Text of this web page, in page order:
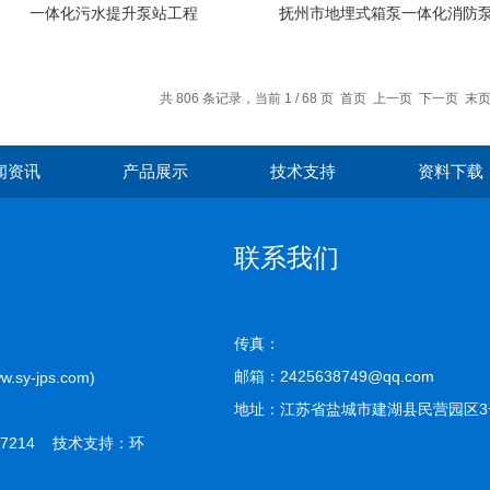
一体化污水提升泵站工程 抚州市地埋式箱泵一体化消防
共 806 条记录，当前 1 / 68 页 首页 上一页 下一页 末页
资讯 产品展示 技术支持 资料下载
jps.com)
技术支持： 环
联系我们
传真：
邮箱：2425638749@qq.com
地址：江苏省盐城市建湖县民营园区